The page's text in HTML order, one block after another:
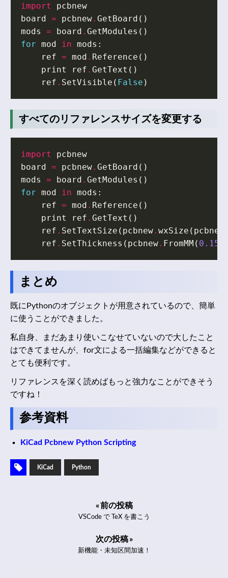
import
pcbnew
board = pcbnew. GetBoard ()
mods
= board . GetModules ()
for mod in mods :
ref = mod . Reference ()
print
ref . GetText ()
ref . SetVisible ( False )
すべてのリファレンスサイズを変更する
import
pcbnew
board = pcbnew. GetBoard ()
mods
= board . GetModules ()
for mod in mods :
ref = mod . Reference ()
print
ref . GetText ()
ref . SetTextSize ( pcbnew. wxSize ( pcbnew
ref . SetThickness ( pcbnew. FromMM ( 0.15
まとめ
既にPythonのオブジェクトが用意されているので、簡単
に使うことができました。
私自身、まだあまり使いこなせていないので大したこと
はできてませんが、for文による一括編集などができると
とても便利です。
リファレンスを深く読めばもっと強力なことができそう
ですね！
参考資料
KiCad Pcbnew Python Scripting
KiCad Python
« 前の投稿
VSCode で TeX を書こう
次の投稿 »
新機能・未知区間加速！